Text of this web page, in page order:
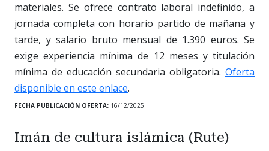
materiales. Se ofrece contrato laboral indefinido, a
jornada completa con horario partido de mañana y
tarde, y salario bruto mensual de 1.390 euros. Se
exige experiencia mínima de 12 meses y titulación
mínima de educación secundaria obligatoria. Oferta
disponible en este enlace.
FECHA PUBLICACIÓN OFERTA: 16/12/2025
Imán de cultura islámica (Rute)